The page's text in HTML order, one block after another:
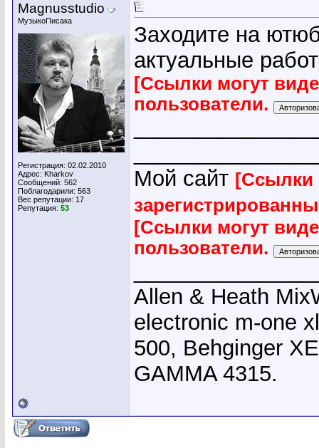
Magnusstudio
МузыкоПисака
Регистрация: 02.02.2010
Адрес: Kharkov
Сообщений: 562
Поблагодарили: 563
Вес репутации: 17
Репутация: 53
Заходите на
актуальные
[Ссылки могут
пользователи.
Мой сайт [Ссылки
[Ссылки могут
пользователи.
Allen & Heath
electronic m-one
500, Behginger
GAMMA 4315.